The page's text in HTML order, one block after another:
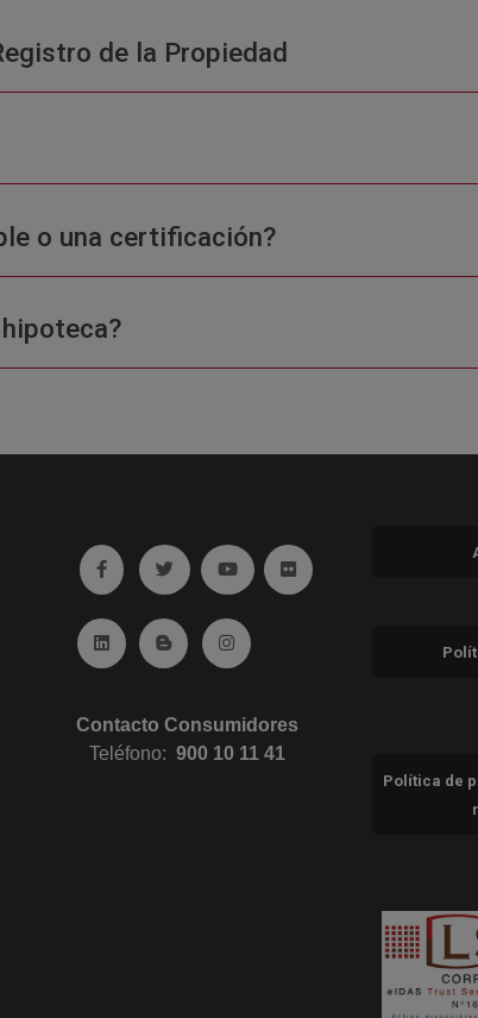
de la Propiedad
o una certificación?
Ir a facebook (abre en ventana nueva)
Ir a twitter (abre en ventana nueva)
Ir a YouTube (abre en ventana
Ir a Flickr (abre en
Ir a Linkedin (abre en ventana nueva)
Ir al Blog (abre en ventana nueva)
Ir a Instagram (abre en ventana
Contacto Consumidores
Teléfono:900 10 11 41
Política de